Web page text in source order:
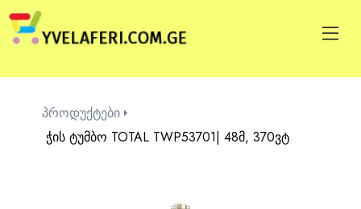
პროდუქტები
ჭის ტუმბო TOTAL TWP53701| 48მ, 370ვტ